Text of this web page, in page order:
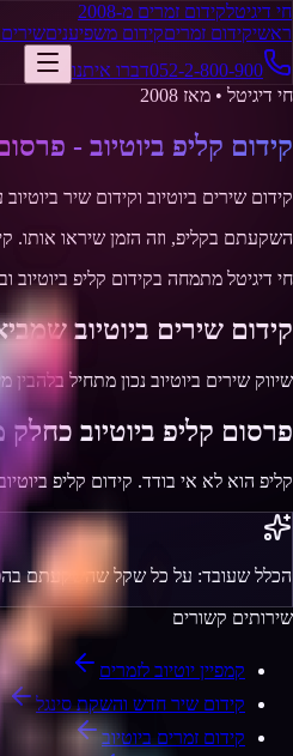
חי דיגיטלקידום זמרים מ-2008
ראשיקידום זמריםקידום משפיענים
052-2-800-900דברו איתנו
חי דיגיטל • מאז 2008
קידום קליפ ביוטיוב -
קידום שירים ביוטיוב וקידום שיר
השקעתם בקליפ, וזה הזמן שיראו אותו.
חי דיגיטל מתמחה בקידום קליפ ביוטיוב ובפרסום שירים וקליפים מאז 2008. קידום שיר ביוטיוב
קידום שירים ביוטיוב
שיווק שירים ביוטיוב נכון מתחיל
פרסום קליפ ביוטיוב
קליפ הוא לא אי בודד. קידום קליפ
הכלל שעובד: על כל שקל שהשקעתם
שירותים קשורים
קמפיין יוטיוב לזמרים
קידום שיר חדש והשקת סינגל
קידום זמרים ביוטיוב